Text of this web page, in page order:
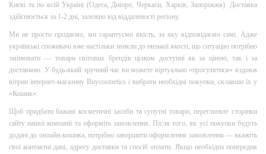
Києві та по всій Україні (Одеса, Дніпро, Черкаси, Харків, Запоріжжя). Доставка
здійснюється за 1-2 дні, залежно від віддаленості регіону.
Ми не просто продаємо, ми гарантуємо якість, за яку відповідаємо самі. Адже
українські споживачі вже настільки звикли до низької якості, що ситуацію потрібно
змінювати — товари світових брендів цілком доступні як за ціною, так і за
доставкою. У будь-який зручний час ви можете віртуально «прогулятися» вздовж
вітрин інтернет-магазину Buycosmetics і вибрати необхідні покупки, склавши їх у
«Кошик».
Щоб придбати бажані косметичні засоби та супутні товари, перегляньте сторінки
сайту нашої компанії та оформіть замовлення. Після того, як усі покупки будуть
додані до онлайн-кошика, потрібно завершити оформлення замовлення — вкажіть
свої контактні дані, адресу доставки та спосіб оплати. Якщо необхідна попередня